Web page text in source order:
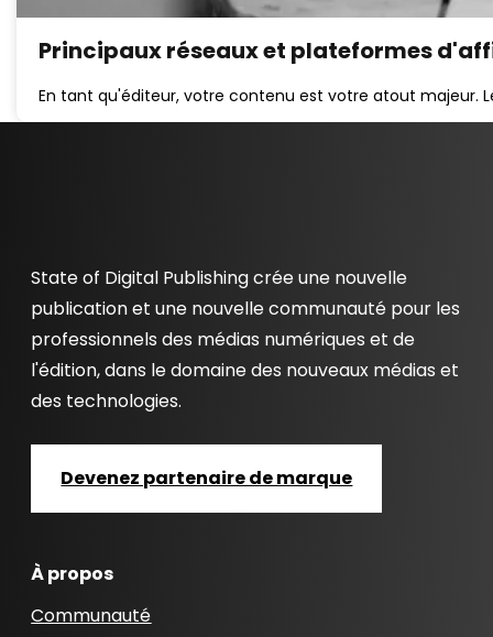
Principaux réseaux et plateformes
En tant qu'éditeur, votre contenu est votre atout majeur.
State of Digital Publishing crée une nouvelle
publication et une nouvelle communauté pour les
professionnels des médias numériques et de
l'édition, dans le domaine des nouveaux médias et
des technologies.
Devenez partenaire de marque
À propos
Communauté